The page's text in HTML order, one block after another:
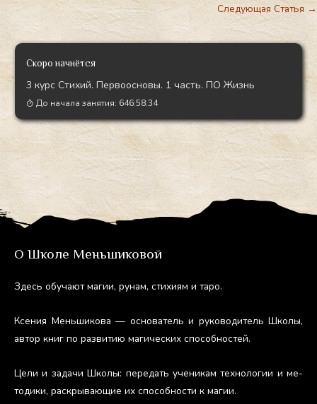
Следующая Статья→
Скоро начнётся
3 курс Стихий. Первоосновы. 1 часть. ПО Жизнь
До начала занятия: 646:58:33
О Школе Меньшиковой
Здесь обу­ча­ют ма­гии, ру­нам, сти­хи­ям и та­ро.
Ксе­ния Мень­ши­кова — ос­но­ватель и ру­ково­дитель Шко­лы,
ав­тор книг по раз­ви­тию ма­гичес­ких спо­соб­ностей.
Це­ли и за­дачи Шко­лы: пе­редать уче­никам тех­но­логии и ме­
тоди­ки, рас­кры­ва­ющие их спо­соб­ности к ма­гии.